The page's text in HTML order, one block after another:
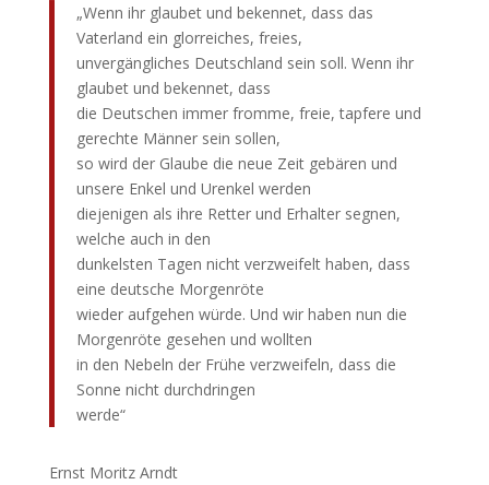
„Wenn ihr glaubet und bekennet, dass das
Vaterland ein glorreiches, freies,
unvergängliches Deutschland sein soll. Wenn ihr
glaubet und bekennet, dass
die Deutschen immer fromme, freie, tapfere und
gerechte Männer sein sollen,
so wird der Glaube die neue Zeit gebären und
unsere Enkel und Urenkel werden
diejenigen als ihre Retter und Erhalter segnen,
welche auch in den
dunkelsten Tagen nicht verzweifelt haben, dass
eine deutsche Morgenröte
wieder aufgehen würde. Und wir haben nun die
Morgenröte gesehen und wollten
in den Nebeln der Frühe verzweifeln, dass die
Sonne nicht durchdringen
werde“
Ernst Moritz Arndt